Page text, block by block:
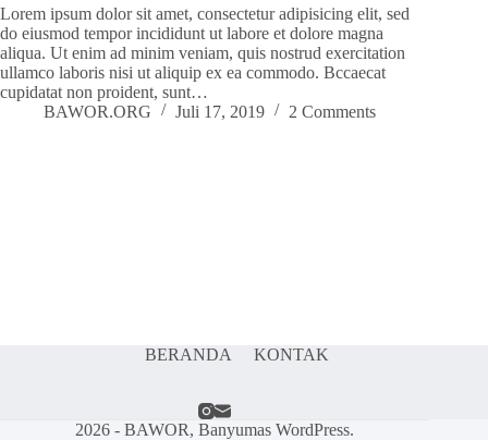
Lorem ipsum dolor sit amet, consectetur adipisicing elit, sed
do eiusmod tempor incididunt ut labore et dolore magna
aliqua. Ut enim ad minim veniam, quis nostrud exercitation
ullamco laboris nisi ut aliquip ex ea commodo. Bccaecat
cupidatat non proident, sunt…
BAWOR.ORG
Juli 17, 2019 2 Comments
BERANDA KONTAK
2026 - BAWOR, Banyumas WordPress.